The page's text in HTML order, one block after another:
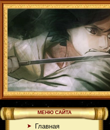
МЕНЮ САЙТА
Главная